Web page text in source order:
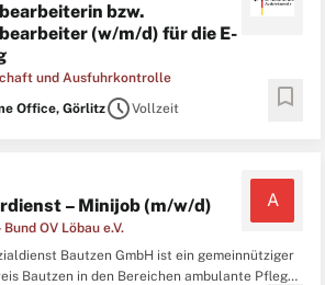
bzw.
(w/m/d) für die E-
und Ausfuhrkontrolle
Office, GörlitzscheduleVollzeit bookmark
– Minijob (m/w/d)
OV Löbau e.V.
A
Bautzen GmbH ist ein gemeinnütziger
Bautzen in den Bereichen ambulante Pflege,